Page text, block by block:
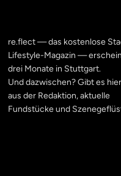
re.flect — das kostenlose
Lifestyle-Magazin —
drei Monate in Stuttgart.
Und dazwischen? Gibt es
aus der Redaktion, aktuelle
Fundstücke und